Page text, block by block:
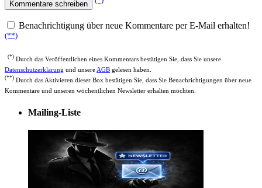
(**)
Datenschutzerklärungund unsereAGBgelesen haben.
(**)Durch das Aktivieren dieser Box bestätigen Sie, dass Sie Benachrichtigungen über neue
Kommentare und unseren wöchentlichen Newsletter erhalten möchten.